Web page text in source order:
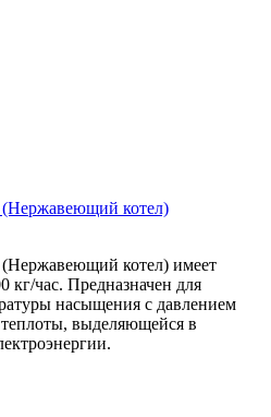
(Нержавеющий котел)
котел) имеет
кг/час. Предназначен для
насыщения с давлением
выделяющейся в